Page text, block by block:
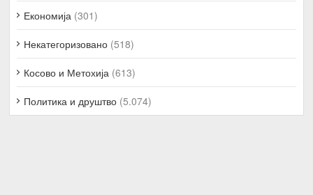
Економија (301)
Некатегоризовано (518)
Косово и Метохија (613)
Политика и друштво (5.074)